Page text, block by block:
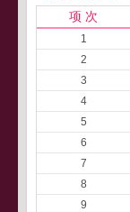
项 次
1
2
3
4
5
6
7
8
9